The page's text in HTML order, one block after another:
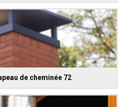
de cheminée 72